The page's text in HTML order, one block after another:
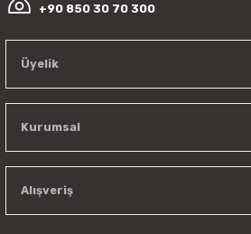
+90 850 30 70 300
Üyelik
Kurumsal
Alışveriş